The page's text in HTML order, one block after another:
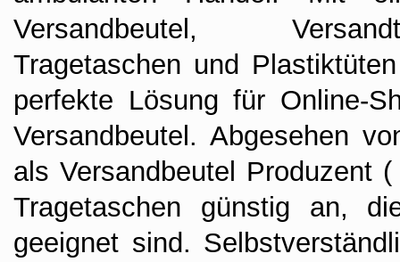
Versandbeutel,
Tragetaschen und
perfekte Lösung für Online-
Versandbeutel. Abgesehen
als Versandbeutel Produzent
Tragetaschen günstig an,
geeignet sind.